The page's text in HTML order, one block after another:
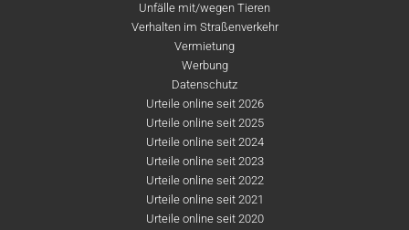
Unfälle mit/wegen Tieren
Verhalten im Straßenverkehr
Vermietung
Werbung
Datenschutz
Urteile online seit 2026
Urteile online seit 2025
Urteile online seit 2024
Urteile online seit 2023
Urteile online seit 2022
Urteile online seit 2021
Urteile online seit 2020